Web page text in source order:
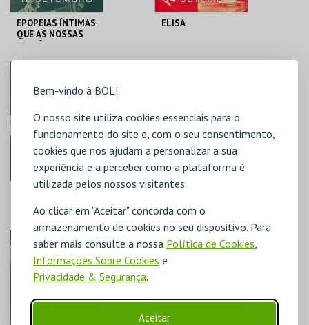
Bem-vindo à BOL!
O nosso site utiliza cookies essenciais para o
funcionamento do site e, com o seu consentimento,
cookies que nos ajudam a personalizar a sua
experiência e a perceber como a plataforma é
utilizada pelos nossos visitantes.
Ao clicar em "Aceitar" concorda com o
armazenamento de cookies no seu dispositivo. Para
saber mais consulte a nossa Política de Cookies
Informações Sobre Cookies e
Privacidade & Segurança.
Aceitar
EPOPEIAS ÍNTIMAS.
QUE AS NOSSAS
MAIS INFO
COMPRAR
ELISA
MAIS INFO
COMPRAR
LUDWIG — LUÍS DA
MAIS INFO
ESPETÁCULO COM
AUDIODESCRIÇÃO
INTEGRADA